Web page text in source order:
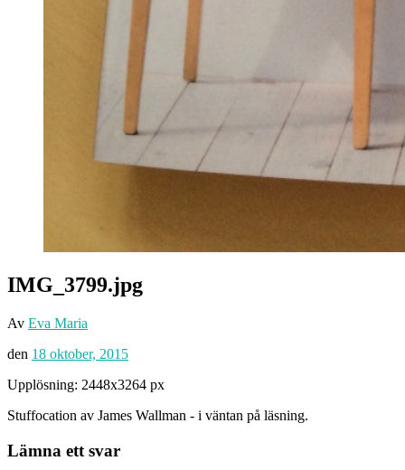
IMG_3799.jpg
Av Eva Maria
den 18 oktober, 2015
Upplösning: 2448x3264 px
Stuffocation av James Wallman - i väntan på läsning.
Lämna ett svar